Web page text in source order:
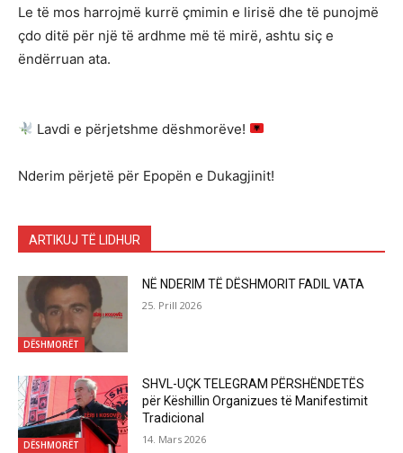
Le të mos harrojmë kurrë çmimin e lirisë dhe të punojmë
çdo ditë për një të ardhme më të mirë, ashtu siç e
ëndërruan ata.
Lavdi e përjetshme dëshmorëve!
Nderim përjetë për Epopën e Dukagjinit!
ARTIKUJ TË LIDHUR
DËSHMORËT
NË NDERIM TË DËSHMORIT FADIL VATA
25. Prill 2026
DËSHMORËT
SHVL-UÇK TELEGRAM PËRSHËNDETËS
për Këshillin Organizues të Manifestimit
Tradicional
14. Mars 2026